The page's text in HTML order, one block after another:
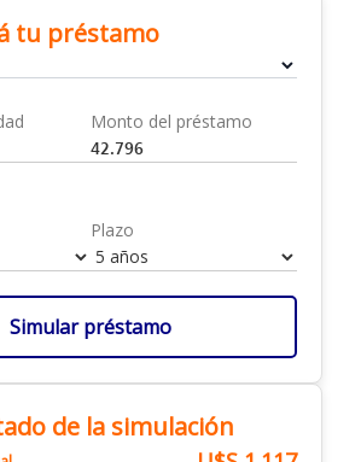
tu préstamo
Monto del préstamo
Plazo
Simular préstamo
de la simulación